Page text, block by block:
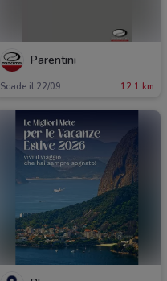
Parentini
Scade il 22/09 12.1 km